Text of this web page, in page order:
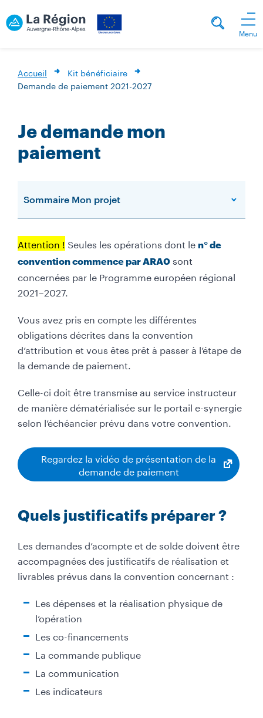
Menu
Accueil
Kit bénéficiaire
Demande de paiement 2021-2027
Je demande mon
paiement
Sommaire Mon projet
Attention ! Seules les opérations dont le n° de
convention commence par ARA0 sont
concernées par le Programme européen régional
2021–2027.
Vous avez pris en compte les différentes
obligations décrites dans la convention
d’attribution et vous êtes prêt à passer à l’étape de
la demande de paiement.
Celle-ci doit être transmise au service instructeur
de manière dématérialisée sur le portail e-synergie
selon l’échéancier prévu dans votre convention.
Regardez la vidéo de présentation de la
demande de paiement
Quels justificatifs préparer ?
Les demandes d’acompte et de solde doivent être
accompagnées des justificatifs de réalisation et
livrables prévus dans la convention concernant :
Les dépenses et la réalisation physique de
l’opération
Les co-financements
La commande publique
La communication
Les indicateurs